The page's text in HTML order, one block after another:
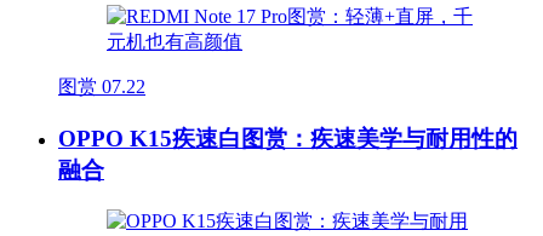
图赏 07.22
OPPO K15疾速白图赏：疾速美学与耐用性的
融合